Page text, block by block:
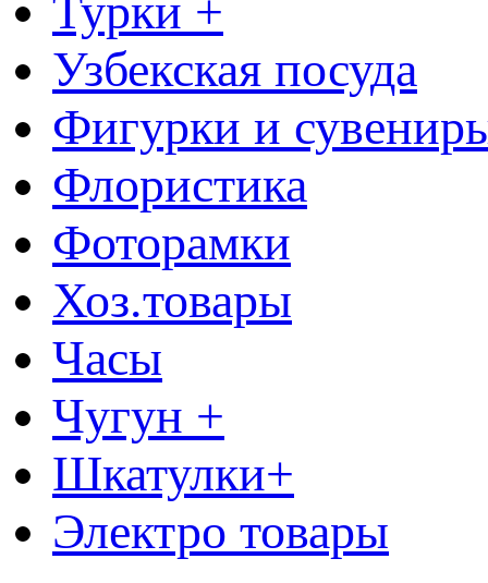
Турки +
Узбекская посуда
Фигурки и
Флористика
Фоторамки
Хоз.товары
Часы
Чугун +
Шкатулки+
Электро товары